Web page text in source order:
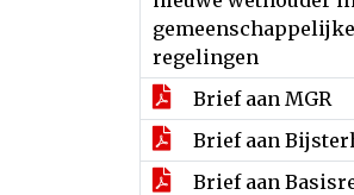
gemeenschappelijke
regelingen
Brief aan MGR
Brief aan
Brief aan